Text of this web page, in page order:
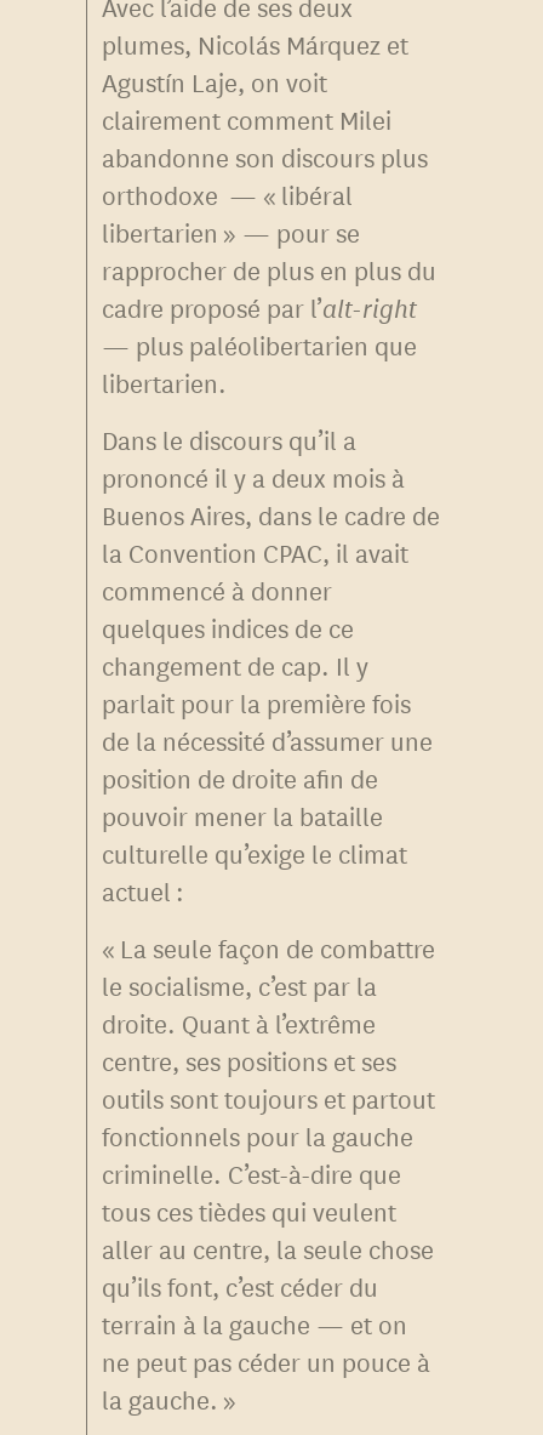
plumes, Nicolás Márquez et
Agustín Laje, on voit
clairement comment Milei
abandonne son discours plus
orthodoxe — « libéral
libertarien » — pour se
rapprocher de plus en plus du
cadre proposé par l’alt-right
— plus paléolibertarien que
libertarien.
Dans le discours qu’il a
prononcé il y a deux mois à
Buenos Aires, dans le cadre de
la Convention CPAC, il avait
commencé à donner
quelques indices de ce
changement de cap. Il y
parlait pour la première fois
de la nécessité d’assumer une
position de droite afin de
pouvoir mener la bataille
culturelle qu’exige le climat
actuel :
« La seule façon de combattre
le socialisme, c’est par la
droite. Quant à l’extrême
centre, ses positions et ses
outils sont toujours et partout
fonctionnels pour la gauche
criminelle. C’est-à-dire que
tous ces tièdes qui veulent
aller au centre, la seule chose
qu’ils font, c’est céder du
terrain à la gauche — et on
ne peut pas céder un pouce à
la gauche. »